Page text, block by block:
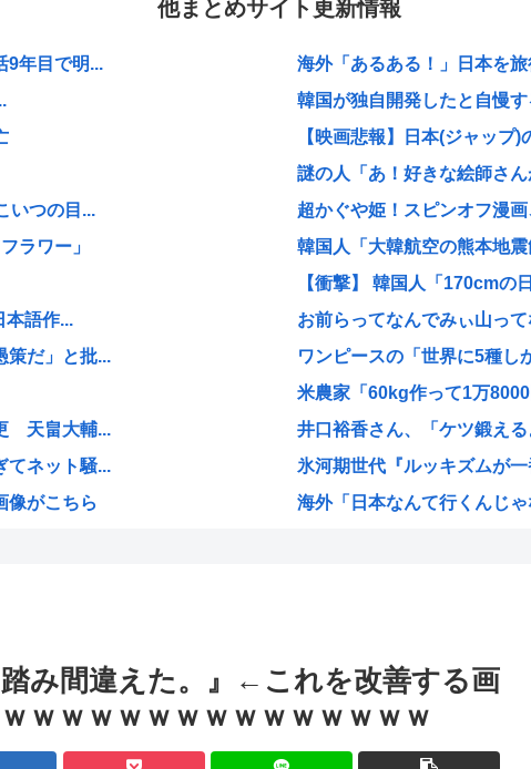
他まとめサイト更新情報
9年目で明...
つの目...
ラワー」
本語作...
策だ」と批...
天畠大輔...
てネット騒...
像がこちら
優待生活
海外「あるある！」日本を
韓国が独自開発したと自慢
【映画悲報】日本(ジャッ
謎の人「あ！好きな絵師さ
超かぐや姫！スピンオフ漫
韓国人「大韓航空の熊本地
【衝撃】 韓国人「170cmの
お前らってなんでみぃ山っ
ワンピースの「世界に5種し
米農家「60kg作って1万
井口裕香さん、「ケツ鍛え
氷河期世代『ルッキズムが
海外「日本なんて行くんじ
お絵描きAIくん、読む本が
お前らお盆の準備をしたか
韓国人「悲報：FIFA会長に
韓国人「日本のサッカー協
小泉進次郎「北朝鮮に厳重
み間違えた。』←これを改善する画
ｗｗｗｗｗｗｗｗｗｗｗｗｗｗ